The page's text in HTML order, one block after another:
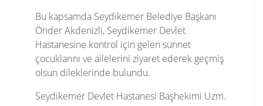
Bu kapsamda Seydikemer Belediye Başkanı
Önder Akdenizli, Seydikemer Devlet
Hastanesine kontrol için gelen sünnet
çocuklarını ve ailelerini ziyaret ederek geçmiş
olsun dileklerinde bulundu.
Seydikemer Devlet Hastanesi Başhekimi Uzm.